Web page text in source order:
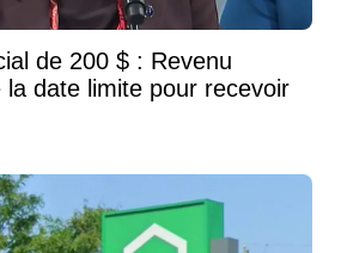
de 200 $ : Revenu
la date limite pour recevoir